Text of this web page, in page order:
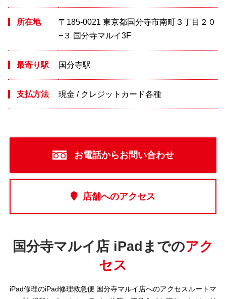
所在地
〒185-0021 東京都国分寺市南町３丁目２０
−３ 国分寺マルイ3F
最寄り駅 国分寺駅
支払方法 現金 / クレジットカード各種
お電話からお問い合わせ
店舗へのアクセス
国分寺マルイ店 iPadまでのアク
セス
iPad修理のiPad修理救急便 国分寺マルイ店へのアクセスルートマ